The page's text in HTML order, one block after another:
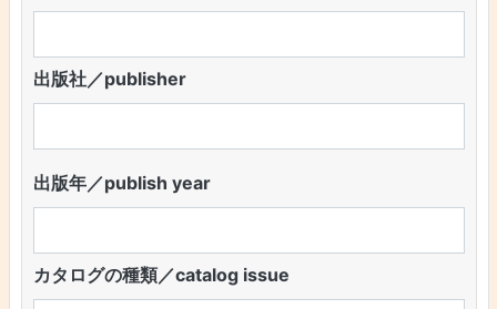
出版社／publisher
出版年／publish year
カタログの種類／catalog issue